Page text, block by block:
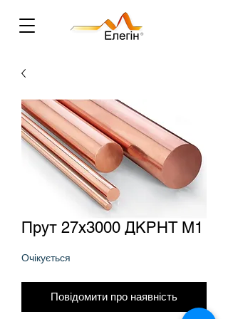
Прут 27х3000 ДКРНТ М1
Очікується
Повідомити про наявність